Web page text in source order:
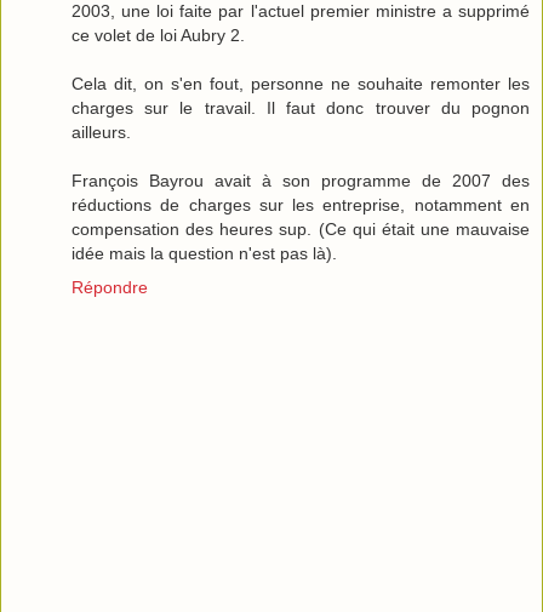
2003, une loi faite par l'actuel premier ministre a supprimé
ce volet de loi Aubry 2.
Cela dit, on s'en fout, personne ne souhaite remonter les
charges sur le travail. Il faut donc trouver du pognon
ailleurs.
François Bayrou avait à son programme de 2007 des
réductions de charges sur les entreprise, notamment en
compensation des heures sup. (Ce qui était une mauvaise
idée mais la question n'est pas là).
Répondre